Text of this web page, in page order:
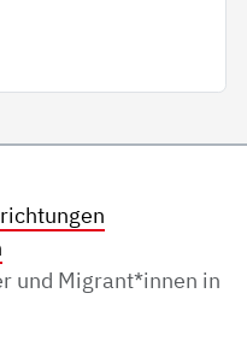
und Migrant*innen in